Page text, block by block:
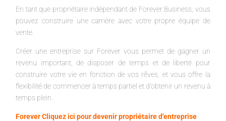
En tant que propriétaire indépendant de Forever Business, vous
pouvez construire une carrière avec votre propre équipe de
vente.
Créer une entreprise sur Forever vous permet de gagner un
revenu important, de disposer de temps et de liberté pour
construire votre vie en fonction de vos rêves, et vous offre la
flexibilité de commencer à temps partiel et d'obtenir un revenu à
temps plein.
Forever Cliquez ici pour devenir propriétaire d'entreprise